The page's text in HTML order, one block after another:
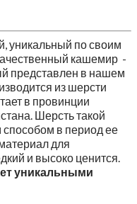
уникальный по своим
кашемир -
представлен в нашем
из шерсти
в провинции
Шерсть такой
в период ее
для
и высоко ценится.
уникальными